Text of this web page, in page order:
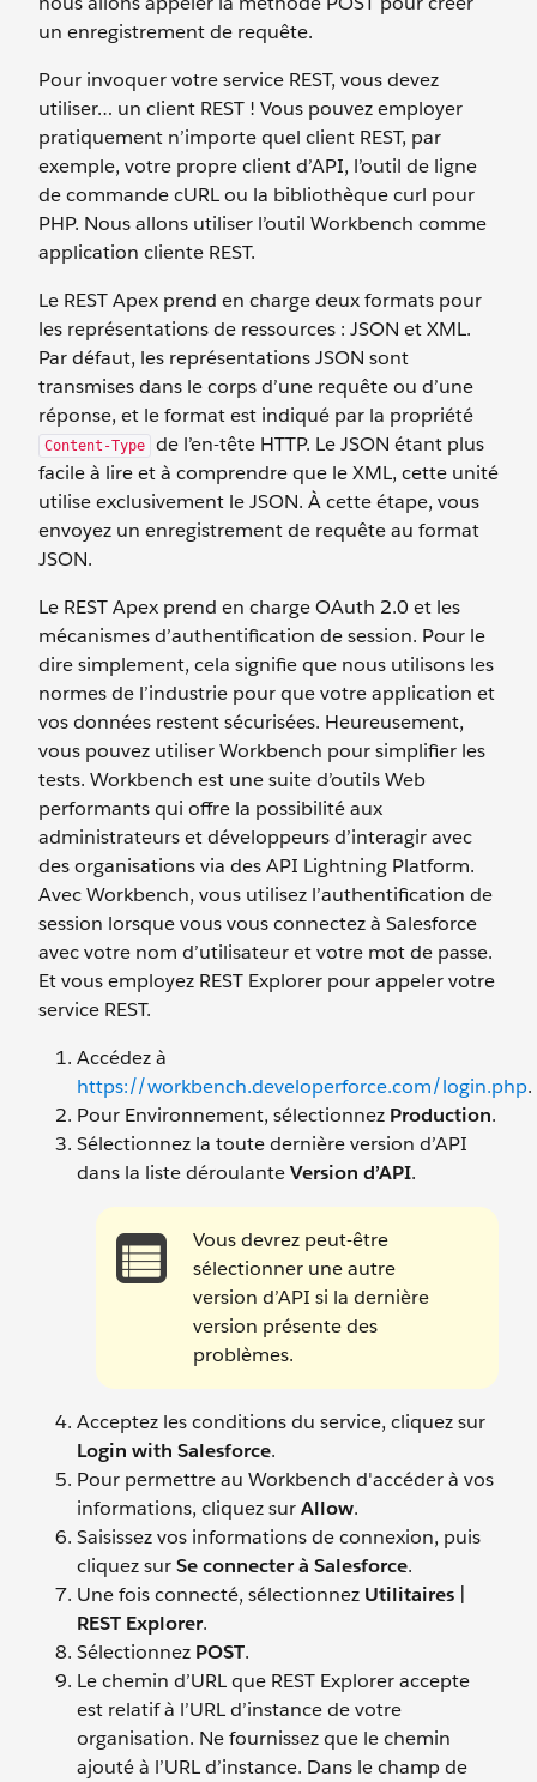
un enregistrement de requête.
Pour invoquer votre service REST, vous devez
utiliser… un client REST ! Vous pouvez employer
pratiquement n’importe quel client REST, par
exemple, votre propre client d’API, l’outil de ligne
de commande cURL ou la bibliothèque curl pour
PHP. Nous allons utiliser l’outil Workbench comme
application cliente REST.
Le REST Apex prend en charge deux formats pour
les représentations de ressources : JSON et XML.
Par défaut, les représentations JSON sont
transmises dans le corps d’une requête ou d’une
réponse, et le format est indiqué par la propriété
Content-Type
de l’en-tête HTTP. Le JSON étant plus
facile à lire et à comprendre que le XML, cette unité
utilise exclusivement le JSON. À cette étape, vous
envoyez un enregistrement de requête au format
JSON.
Le REST Apex prend en charge OAuth 2.0 et les
mécanismes d’authentification de session. Pour le
dire simplement, cela signifie que nous utilisons les
normes de l’industrie pour que votre application et
vos données restent sécurisées. Heureusement,
vous pouvez utiliser Workbench pour simplifier les
tests. Workbench est une suite d’outils Web
performants qui offre la possibilité aux
administrateurs et développeurs d’interagir avec
des organisations via des API Lightning Platform.
Avec Workbench, vous utilisez l’authentification de
session lorsque vous vous connectez à Salesforce
avec votre nom d’utilisateur et votre mot de passe.
Et vous employez REST Explorer pour appeler votre
service REST.
Accédez à
https://workbench.developerforce.com/login.php.
Pour Environnement, sélectionnez Production.
Sélectionnez la toute dernière version d’API
dans la liste déroulanteVersion d’API.
Vous devrez peut-être
sélectionner une autre
version d’API si la dernière
version présente des
problèmes.
Acceptez les conditions du service, cliquez sur
Login with Salesforce.
Pour permettre au Workbench d'accéder à vos
informations, cliquez surAllow.
Saisissez vos informations de connexion, puis
cliquez surSe connecter à Salesforce.
Une fois connecté, sélectionnez Utilitaires
REST Explorer.
Sélectionnez POST.
Le chemin d’URL que REST Explorer accepte
est relatif à l’URL d’instance de votre
organisation. Ne fournissez que le chemin
ajouté à l’URL d’instance. Dans le champ de